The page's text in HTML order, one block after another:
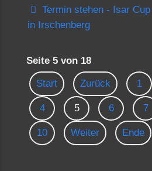
Termin stehen - Isar
in Irschenberg
Seite 5 von 18
Start Zurück 1
4 5 6 7
10 Weiter Ende